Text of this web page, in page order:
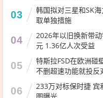
03
韩国拟对三星和SK
取单独措施
04
2026年以旧换新带
元 1.36亿人次受益
05
特斯拉FSD在欧洲碰
不删超速功能就投反
06
233万对标保时捷 宾